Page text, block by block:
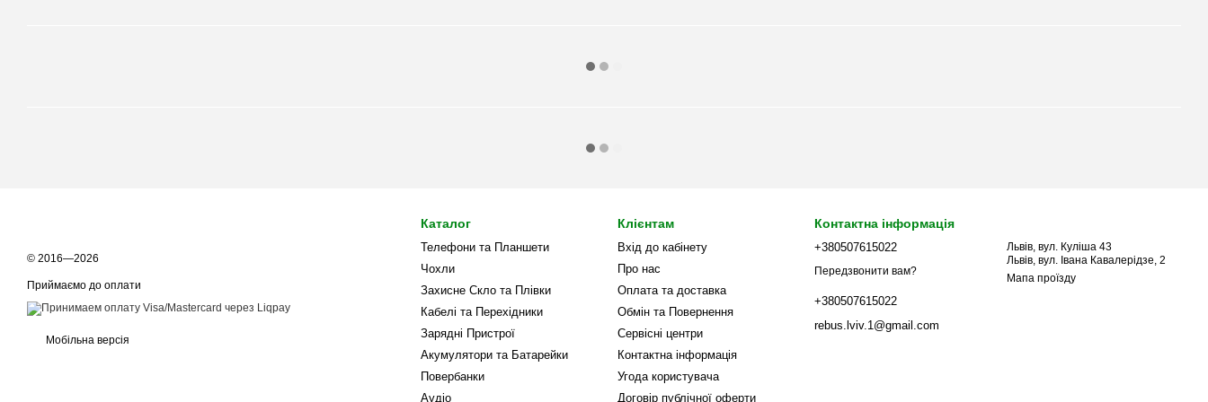
© 2016—2026
Приймаємо до оплати
Мобільна версія
Каталог
Телефони та Планшети
Чохли
Захисне Скло та Плівки
Кабелі та Перехідники
Зарядні Пристрої
Акумулятори та Батарейки
Повербанки
Аудіо
Клієнтам
Вхід до кабінету
Про нас
Оплата та доставка
Обмін та Повернення
Сервісні центри
Контактна інформація
Угода користувача
Договір публічної оферти
Контактна інформація
+380507615022
Передзвонити вам?
+380507615022
rebus.lviv.1@gmail.com
Львів, вул. Куліша 43
Львів, вул. Івана Кавалерідзе, 2
Мапа проїзду